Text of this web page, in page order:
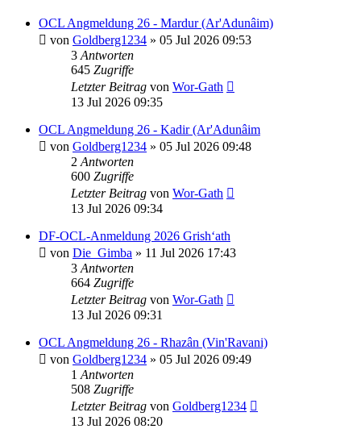
OCL Angmeldung 26 - Mardur (Ar'Adunâim)
von Goldberg1234 » 05 Jul 2026 09:53
3 Antworten
645 Zugriffe
Letzter Beitrag von Wor-Gath
13 Jul 2026 09:35
OCL Angmeldung 26 - Kadir (Ar'Adunâim
von Goldberg1234 » 05 Jul 2026 09:48
2 Antworten
600 Zugriffe
Letzter Beitrag von Wor-Gath
13 Jul 2026 09:34
DF-OCL-Anmeldung 2026 Grish‘ath
von Die_Gimba » 11 Jul 2026 17:43
3 Antworten
664 Zugriffe
Letzter Beitrag von Wor-Gath
13 Jul 2026 09:31
OCL Angmeldung 26 - Rhazân (Vin'Ravani)
von Goldberg1234 » 05 Jul 2026 09:49
1 Antworten
508 Zugriffe
Letzter Beitrag von Goldberg1234
13 Jul 2026 08:20